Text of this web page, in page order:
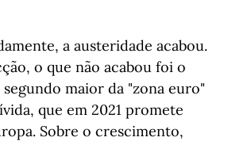
a austeridade acabou.
o que não acabou foi o
maior da "zona euro"
que em 2021 promete
Sobre o crescimento,